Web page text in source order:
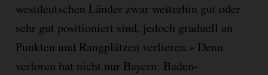
westdeutschen Länder zwar weiterhin gut oder
sehr gut positioniert sind, jedoch graduell an
Punkten und Rangplätzen verlieren.» Denn
verloren hat nicht nur Bayern: Baden-